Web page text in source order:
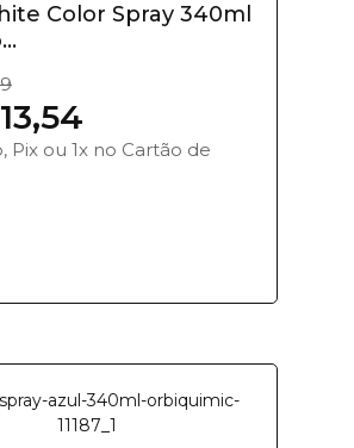
Color Spray 340ml
Pix ou 1x no Cartão de